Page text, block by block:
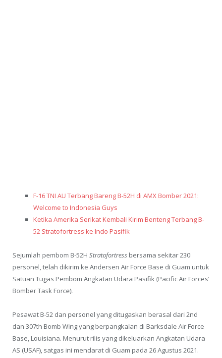
F-16 TNI AU Terbang Bareng B-52H di AMX Bomber 2021:
Welcome to Indonesia Guys
Ketika Amerika Serikat Kembali Kirim Benteng Terbang B-
52 Stratofortress ke Indo Pasifik
Sejumlah pembom B-52H Stratofortress bersama sekitar 230
personel, telah dikirim ke Andersen Air Force Base di Guam untuk
Satuan Tugas Pembom Angkatan Udara Pasifik (Pacific Air Forces’
Bomber Task Force).
Pesawat B-52 dan personel yang ditugaskan berasal dari 2nd
dan 307th Bomb Wing yang berpangkalan di Barksdale Air Force
Base, Louisiana. Menurut rilis yang dikeluarkan Angkatan Udara
AS (USAF), satgas ini mendarat di Guam pada 26 Agustus 2021.